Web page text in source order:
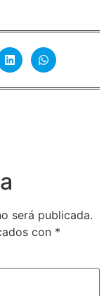
será publicada.
con *